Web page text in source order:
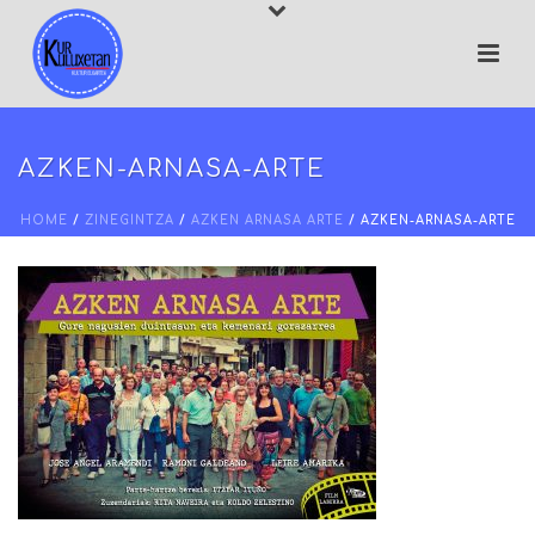
AZKEN-ARNASA-ARTE
HOME / ZINEGINTZA / AZKEN ARNASA ARTE / AZKEN-ARNASA-ARTE